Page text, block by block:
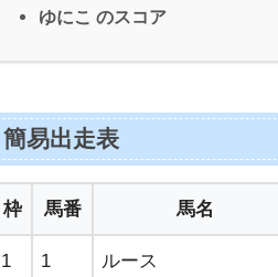
ゆにこ のスコア
簡易出走表
枠 馬番 馬名
1 1 ルース